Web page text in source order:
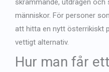
människor. För personer
att hitta en nytt österrikiskt
vettigt alternativ.
Hur man får